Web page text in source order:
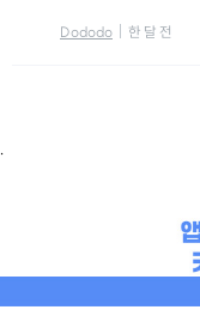
Dododo 한 달 전
.